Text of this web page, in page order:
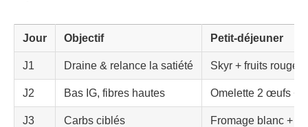
Jour Objectif Petit-déjeuner
J1 Draine & relance la satiété Skyr + fruits
J2 Bas IG, fibres hautes Omelette 2 œufs +
J3 Carbs ciblés Fromage blanc +